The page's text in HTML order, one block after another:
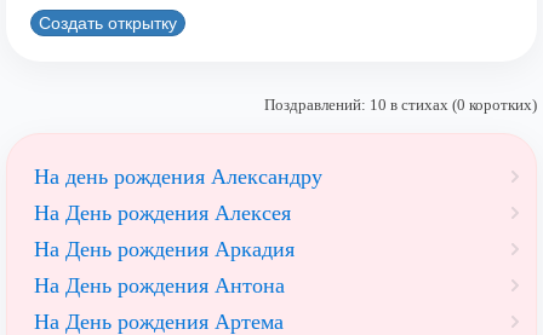
Создать открытку
Поздравлений: 10 в стихах (0 коротких)
На день рождения Александру
На День рождения Алексея
На День рождения Аркадия
На День рождения Антона
На День рождения Артема